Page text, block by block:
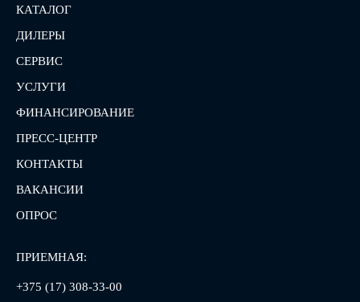
КАТАЛОГ
ДИЛЕРЫ
СЕРВИС
УСЛУГИ
ФИНАНСИРОВАНИЕ
ПРЕСС-ЦЕНТР
КОНТАКТЫ
ВАКАНСИИ
ОПРОС
ПРИЕМНАЯ:
+375 (17) 308-33-00